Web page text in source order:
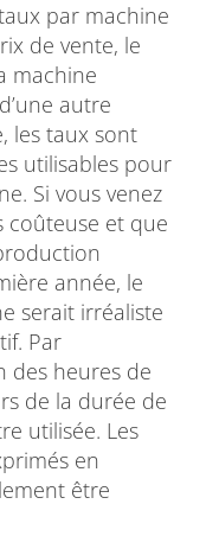
par machine
de vente, le
machine
autre
les taux sont
utilisables pour
Si vous venez
coûteuse et que
année, le
serait irréaliste
Par
des heures de
de la durée de
utilisée. Les
en
être